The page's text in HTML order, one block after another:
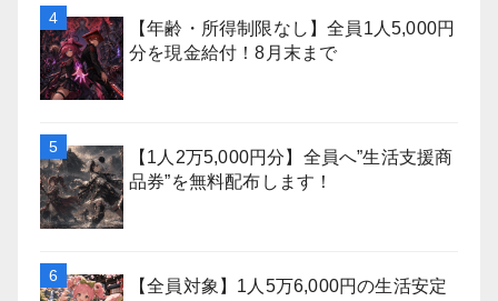
【年齢・所得制限なし】全員1人5,000円
分を現金給付！8月末まで
【1人2万5,000円分】全員へ”生活支援商
品券”を無料配布します！
【全員対象】1人5万6,000円の生活安定